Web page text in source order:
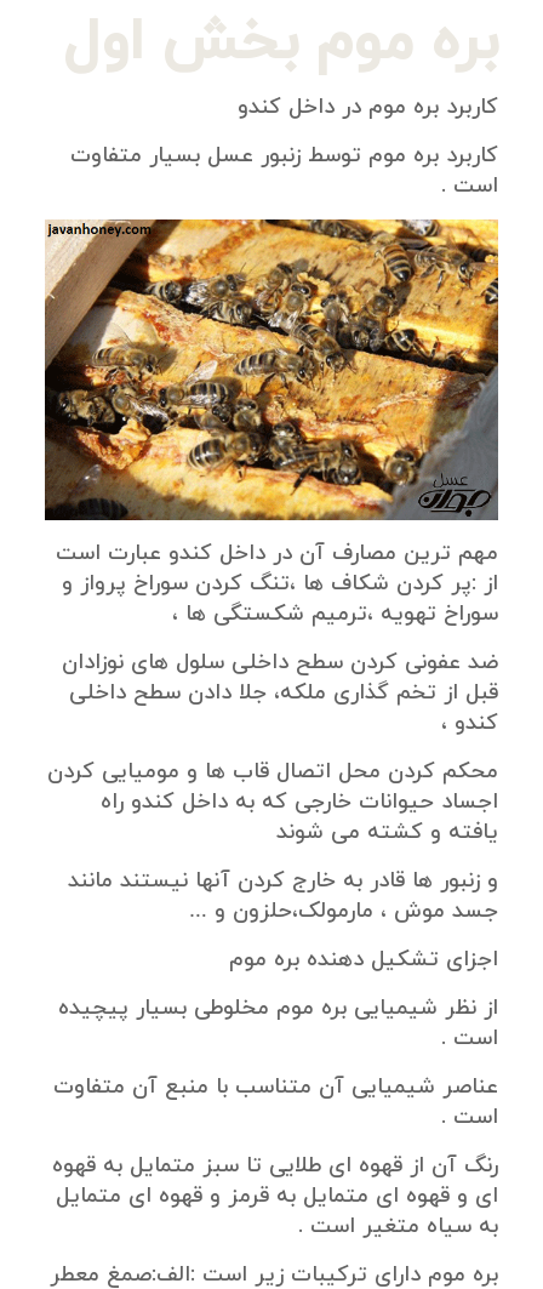
بره موم بخش اول
کاربرد بره موم در داخل کندو
کاربرد بره موم توسط زنبور عسل بسیار متفاوت
است .
مهم ترین مصارف آن در داخل کندو عبارت است
از :پر کردن شکاف ها ،تنگ کردن سوراخ پرواز و
سوراخ تهویه ،ترمیم شکستگی ها ،
ضد عفونی کردن سطح داخلی سلول های نوزادان
قبل از تخم گذاری ملکه، جلا دادن سطح داخلی
کندو ،
محکم کردن محل اتصال قاب ها و مومیایی کردن
اجساد حیوانات خارجی که به داخل کندو راه
یافته و کشته می شوند
و زنبور ها قادر به خارج کردن آنها نیستند مانند
جسد موش ، مارمولک،حلزون و …
اجزای تشکیل دهنده بره موم
از نظر شیمیایی بره موم مخلوطی بسیار پیچیده
است .
عناصر شیمیایی آن متناسب با منبع آن متفاوت
است .
رنگ آن از قهوه ای طلایی تا سبز متمایل به قهوه
ای و قهوه ای متمایل به قرمز و قهوه ای متمایل
به سیاه متغیر است .
بره موم دارای ترکیبات زیر است :الف:صمغ معطر